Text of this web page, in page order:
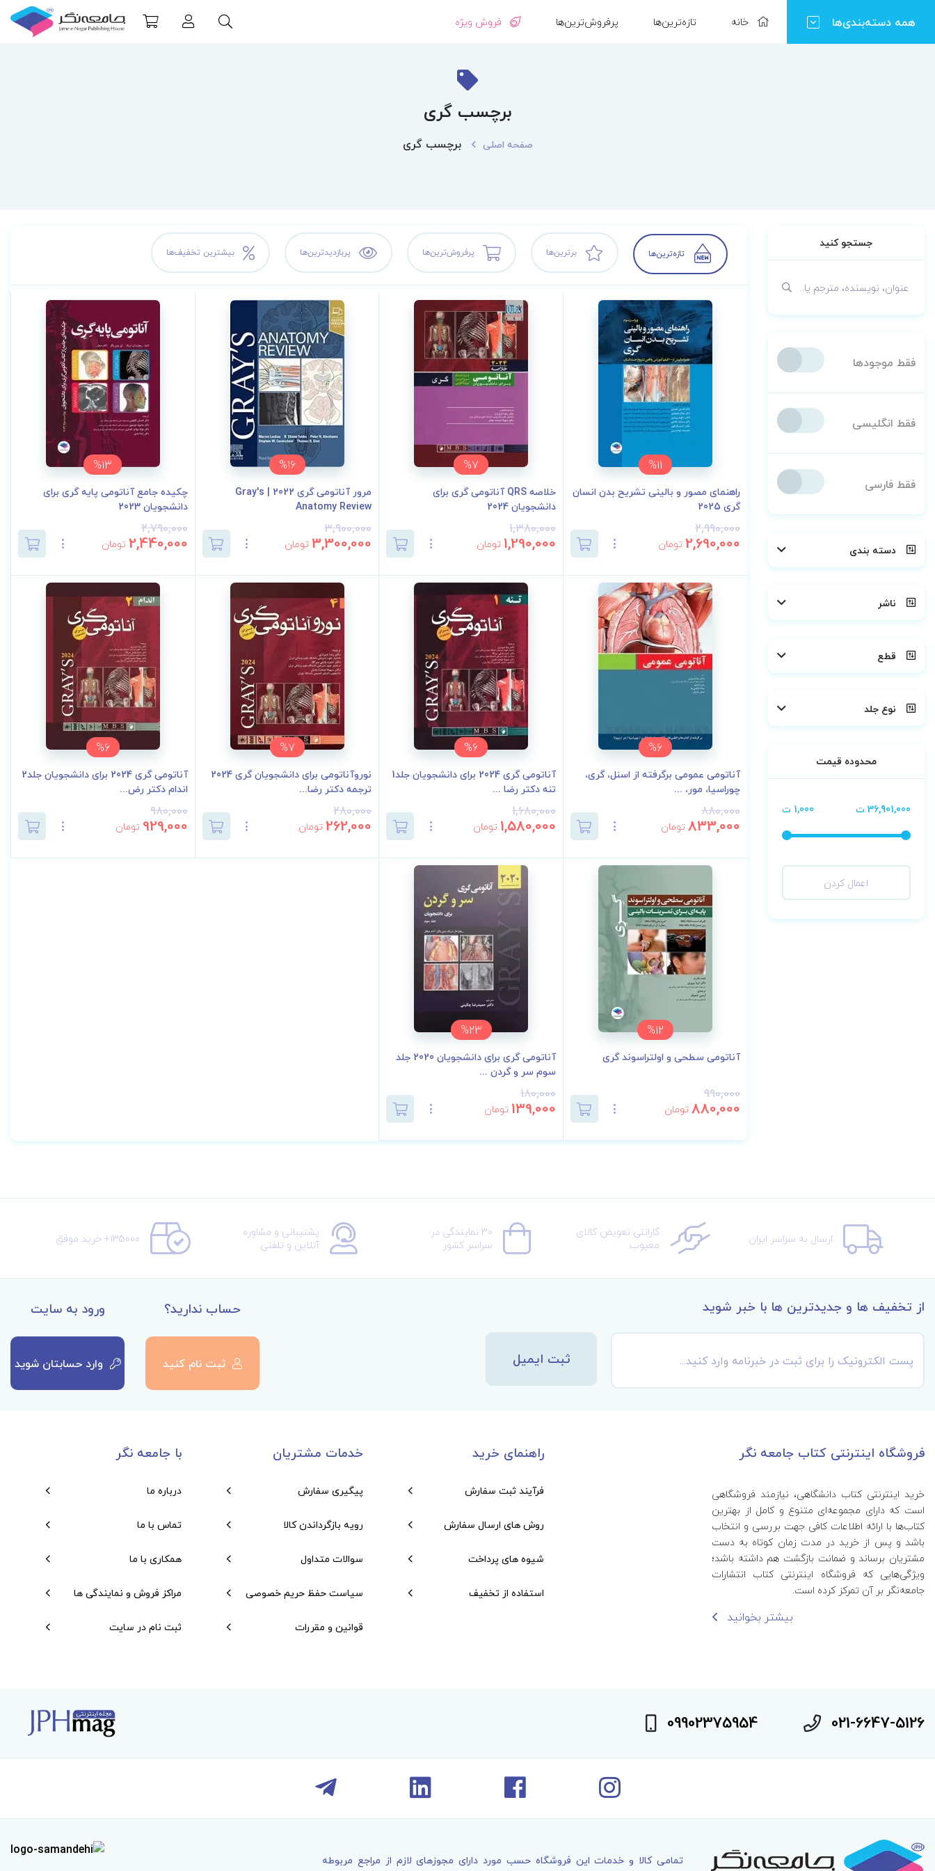
همه دسته‌بندی‌ها خانه تازه‌ترین‌ها پرفروش‌ترین‌ها فروش ویژه
برچسب گری
صفحه اصلی برچسب گری
جستجو کنید
فقط موجودها
فقط انگلیسی
فقط فارسی
دسته بندی
ناشر
قطع
نوع جلد
محدوده قیمت
1,000 ت 36,901,000 ت
اعمال کردن
تازه‌ترین‌ها برترین‌ها پرفروش‌ترین‌ها پربازدیدترین‌ها بیشترین تخفیف‌ها
%11
راهنمای مصور و بالینی تشریح بدن انسان
گری 2025
2,990,000
2,690,000 تومان
%7
خلاصه QRS آناتومی گری برای
دانشجویان 2024
1,380,000
1,290,000 تومان
%16
مرور آناتومی گری 2022 | Gray's
Anatomy Review
3,900,000
3,300,000 تومان
%13
چکیده جامع آناتومی پایه گری برا‌ی
دانشجویان 2023
2,790,000
2,440,000 تومان
%6
آناتومی عمومی برگرفته از اسنل، گری،
چوراسیا، مور، ...
880,000
833,000 تومان
%6
آناتومی گری 2024 برای دانشجویان جلد1
تنه دکتر رضا ...
1,680,000
1,580,000 تومان
%7
نوروآناتومی برای دانشجویان گری 2024
ترجمه دکتر رضا...
280,000
262,000 تومان
%6
آناتومی گری 2024 برای دانشجویان جلد2
اندام دکتر رض...
980,000
929,000 تومان
%12
آناتومی سطحی و اولتراسوند گری
990,000
880,000 تومان
%23
آناتومی گری برای دانشجویان 2020 جلد
سوم سر و گردن ...
180,000
139,000 تومان
ارسال به سراسر ایران گارانتی تعویض کالای
معیوب
30 نمایندگی در
سراسر کشور
پشتیبانی و مشاوره
آنلاین و تلفنی 135000+ خرید موفق
از تخفیف ها و جدیدترین ها با خبر شوید
ثبت ایمیل
ورود به سایت
وارد حسابتان شوید
حساب ندارید؟
ثبت نام کنید
فروشگاه اینترنتی کتاب جامعه نگر
خرید اینترنتی کتاب‌ دانشگاهی، نیازمند فروشگاهی
است که دارای مجموعه‌ای متنوع و کامل از بهترین
کتاب‌ها با ارائه اطلاعات کافی جهت بررسی و انتخاب
باشد و پس از خرید در مدت زمان کوتاه به دست
مشتریان برساند و ضمانت بازگشت هم داشته باشد؛
ویژگی‌هایی که فروشگاه اینترنتی کتاب انتشارات
جامعه‌نگر بر آن تمرکز کرده است.
بیشتر بخوانید
راهنمای خرید
فرآیند ثبت سفارش
روش های ارسال سفارش
شیوه های پرداخت
استفاده از تخفیف
خدمات مشتریان
پیگیری سفارش
رویه بازگرداندن کالا
سوالات متداول
سیاست حفظ حریم خصوصی
قوانین و مقررات
با جامعه نگر
درباره ما
تماس با ما
همکاری با ما
مراکز فروش و نمایندگی ها
ثبت نام در سایت
021-6647-5126
09902375954
تمامی کالا و خدمات اين فروشگاه حسب مورد دارای مجوزهای لازم از مراجع مربوطه